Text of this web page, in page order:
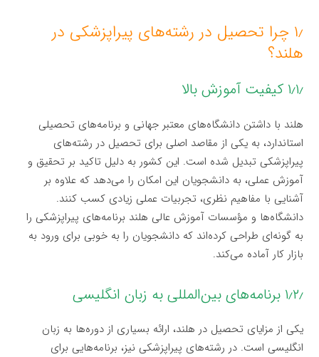
۱٫ چرا تحصیل در رشته‌های پیراپزشکی در
هلند؟
۱٫۱٫ کیفیت آموزش بالا
هلند با داشتن دانشگاه‌های معتبر جهانی و برنامه‌های تحصیلی
استاندارد، به یکی از مقاصد اصلی برای تحصیل در رشته‌های
پیراپزشکی تبدیل شده است. این کشور به دلیل تاکید بر تحقیق و
آموزش عملی، به دانشجویان این امکان را می‌دهد که علاوه بر
آشنایی با مفاهیم نظری، تجربیات عملی زیادی کسب کنند.
دانشگاه‌ها و مؤسسات آموزش عالی هلند برنامه‌های پیراپزشکی را
به گونه‌ای طراحی کرده‌اند که دانشجویان را به خوبی برای ورود به
بازار کار آماده می‌کند.
۱٫۲٫ برنامه‌های بین‌المللی به زبان انگلیسی
یکی از مزایای تحصیل در هلند، ارائه بسیاری از دوره‌ها به زبان
انگلیسی است. در رشته‌های پیراپزشکی نیز، برنامه‌هایی برای